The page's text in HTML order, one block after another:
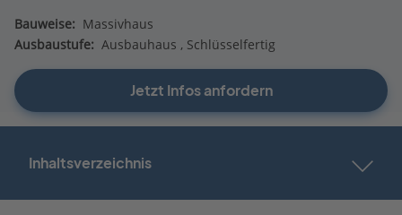
Bauweise: Massivhaus
Ausbaustufe: Ausbauhaus Schlüsselfertig
Jetzt Infos anfordern
Inhaltsverzeichnis